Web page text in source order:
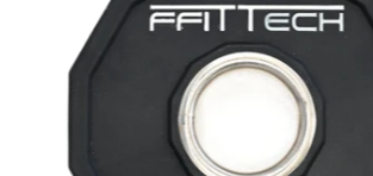
Abrir media 1 em modal